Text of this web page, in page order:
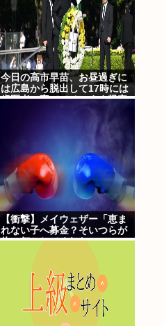
今日の高市早苗、お昼過ぎに
は広島から脱出して17時には
歯医者に寄ってそのまま帰宅
【衝撃】メイウェザー「恵ま
れない子へ募金？そいつらが
俺に何かしてくれたの